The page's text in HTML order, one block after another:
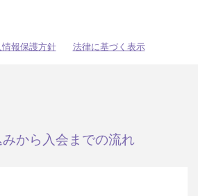
情報保護方針 法律に基づく表示
みから入会までの流れ